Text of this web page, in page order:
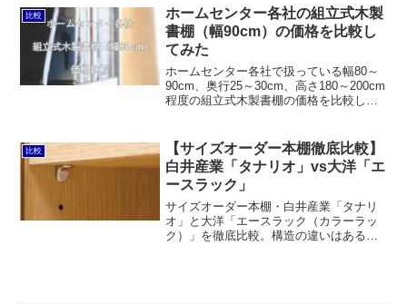
パール金属はステンレスではなく粉体塗
装です。
比較
ホームセンター各社の組立式木製
書棚（幅90cm）の価格を比較し
てみた
ホームセンター各社で扱っている幅80～
90cm、奥行25～30cm、高さ180～200cm
程度の組立式木製書棚の価格を比較して
コ。ナフコはカラーボックスの親玉みた
いな感じですけど、コーナンは本棚らし
い構造です。
比較
【サイズオーダー本棚徹底比較】
白井産業「タナリオ」vs大洋「エ
ースラック」
サイズオーダー本棚・白井産業「タナリ
オ」と大洋「エースラック（カラーラッ
ク）」を徹底比較。構造の違いはあるも